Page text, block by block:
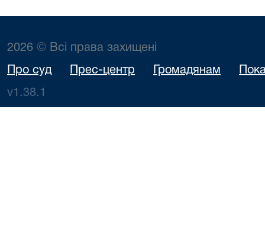
2026 © Всі права захищені
Про суд Прес-центр Громадянам
v1.38.1